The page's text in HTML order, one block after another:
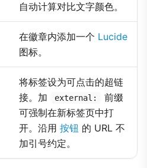
自动计算对比文字颜色。
在徽章内添加一个 Lucide
图标。
将标签设为可点击的超链
接。加
external:
前缀
可强制在新标签页中打
开。沿用 按钮 的 URL 不
加引号约定。